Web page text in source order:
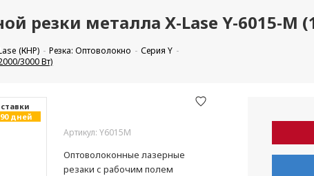
резки металла X-Lase Y-6015-M
(КНР) Резка: Оптоволокно
Серия Y
3000 Вт)
дней
Артикул: Y6015M
Оптоволоконные лазерные
резаки с рабочим полем